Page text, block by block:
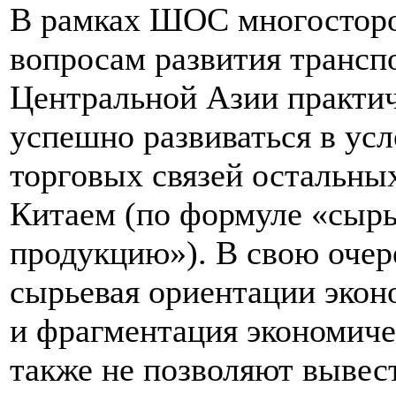
В рамках ШОС
вопросам развития
Центральной Азии
успешно развиваться в
торговых связей
Китаем (по формуле
продукцию»). В свою
сырьевая ориентации
и фрагментация
также не позволяют